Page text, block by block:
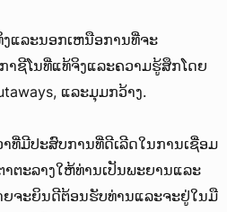
ງແລະນອກເຫນືອການທີ່ຈະ
າຊີໂນທີ່ແທ້ຈິງແລະຄວາມຮູ້ສຶກໂດຍ
ແລະມຸມກວ້າງ.
ທີ່ມີປະສົບການທີ່ດີເລີດໃນການເຊື່ອມ
ຕະລາງໃຫ້ທ່ານເປັນພະຍານແລະ
ຍຈະຍິນດີຕ້ອນຮັບທ່ານແລະຈະຢູ່ໃນມື